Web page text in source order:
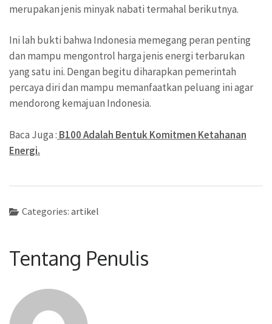
merupakan jenis minyak nabati termahal berikutnya.
Ini lah bukti bahwa Indonesia memegang peran penting
dan mampu mengontrol harga jenis energi terbarukan
yang satu ini. Dengan begitu diharapkan pemerintah
percaya diri dan mampu memanfaatkan peluang ini agar
mendorong kemajuan Indonesia.
Baca Juga : B100 Adalah Bentuk Komitmen Ketahanan
Energi.
Categories: artikel
Tentang Penulis